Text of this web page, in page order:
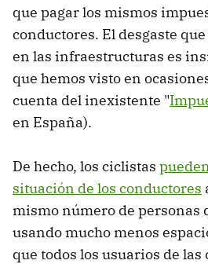
que pagar los mismos
conductores. El desgaste
en las infraestructuras es
que hemos visto en
cuenta del inexistente "
en España).
De hecho, los ciclistas
situación de los conductores
mismo número de personas
usando mucho menos
que todos los usuarios de